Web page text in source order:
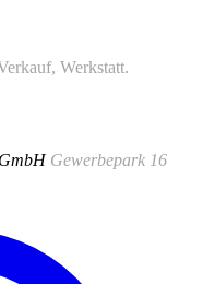
Werkstatt.
Gewerbepark 16